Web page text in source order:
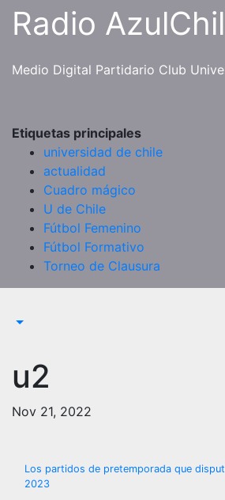
SaltarRadio
Medio Digital Partidario Club
Etiquetas principales
universidad de chile
actualidad
Cuadro mágico
U de Chile
Fútbol Femenino
Fútbol Formativo
Torneo de Clausura
u2
Nov 21, 2022
Navegación
Los partidos de pretemporada que
2023